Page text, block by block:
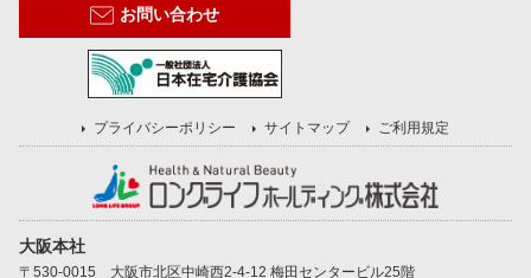
お問い合わせ
プライバシーポリシー サイトマップ ご利用規定
大阪本社
〒530-0015 大阪市北区中崎西2-4-12 梅田センタービル25階